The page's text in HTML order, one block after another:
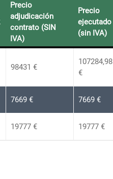
Precio
adjudicación
contrato (SIN
IVA)
Precio
ejecutado
(sin IVA)
98431 €
107284,98
€
7669 € 7669 €
19777 € 19777 €